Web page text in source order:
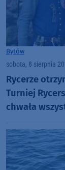
Bytów
sobota, 8 sierpnia
Rycerze
Turniej
chwała